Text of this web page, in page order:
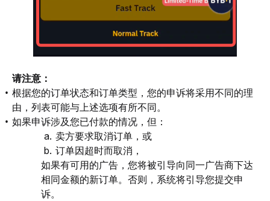
请注意：
根据您的订单状态和订单类型，您的申诉将采用不同的理
由，列表可能与上述选项有所不同。
如果申诉涉及您已付款的情况，但：
卖方要求取消订单，或
订单因超时而取消，
如果有可用的广告，您将被引导向同一广告商下达
相同金额的新订单。否则，系统将引导您提交申
诉。